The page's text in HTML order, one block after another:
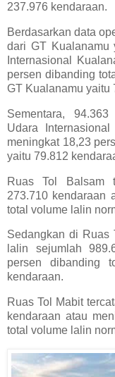
237.976 kendaraan.
Berdasarkan data
dari GT Kualanamu
Internasional
persen dibanding
GT Kualanamu yaitu
Sementara,
Udara
meningkat 18,23
yaitu 79.812
Ruas Tol Balsam
273.710 kendaraan
total volume lalin
Sedangkan di Ruas
lalin sejumlah
persen dibanding
kendaraan.
Ruas Tol Mabit
kendaraan atau
total volume lalin